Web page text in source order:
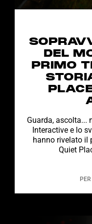
DEL
PRIMO
Guarda, ascolta...
Interactive e lo
hanno rivelato il
Quiet